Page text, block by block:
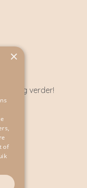
graag verder!
×
of